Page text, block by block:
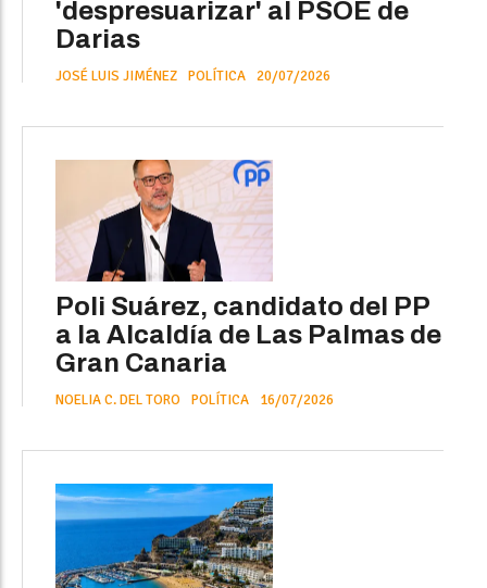
'despresuarizar' al PSOE de
Darias
JOSÉ LUIS JIMÉNEZ POLÍTICA 20/07/2026
Poli Suárez, candidato del PP
a la Alcaldía de Las Palmas de
Gran Canaria
NOELIA C. DEL TORO POLÍTICA 16/07/2026